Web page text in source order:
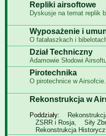
Repliki airsoftowe
Dyskusje na temat replik
Wyposażenie i
O fatałaszkach i
Dział Techniczny
Adamowie Słodowi
Pirotechnika
O pirotechnice w
Rekonstrukcja w
Poddziały:
ZSRR i Rosja, Siły
Rekonstrukcja